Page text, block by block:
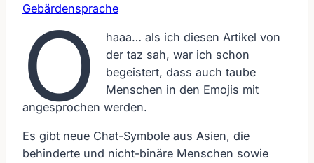
Gebärdensprache
O
haaa… als ich diesen Artikel von
der taz sah, war ich schon
begeistert, dass auch taube
Menschen in den Emojis mit
angesprochen werden.
Es gibt neue Chat-Symbole aus Asien, die
behinderte und nicht-binäre Menschen sowie